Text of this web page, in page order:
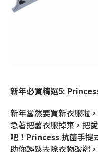
新年必買精選5:
新年當然要買新衣服啦
急著把舊衣服掉棄，把
吧！ Princess 抗菌手提
助你輕鬆去除衣物皺褶